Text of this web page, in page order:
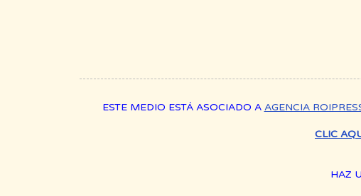
ESTE MEDIO ESTÁ ASOCIADO A AGENCIA
CLIC
HAZ